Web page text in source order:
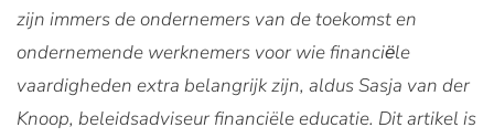
zijn immers de ondernemers van de toekomst en
ondernemende werknemers voor wie financiёle
vaardigheden extra belangrijk zijn, aldus Sasja van der
Knoop, beleidsadviseur financiële educatie. Dit artikel is